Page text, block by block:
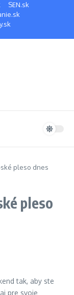
SEN.sk
pleso dnes
pleso
tak, aby ste
pre svoje